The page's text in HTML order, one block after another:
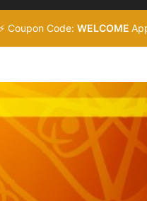
Coupon Code: WELCOME